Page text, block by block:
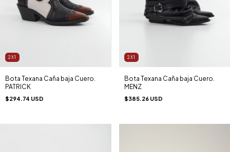
2X1
Bota Texana Caña baja Cuero.
PATRICK
$294.74 USD
2X1
Bota Texana Caña baja Cuero.
MENZ
$385.26 USD